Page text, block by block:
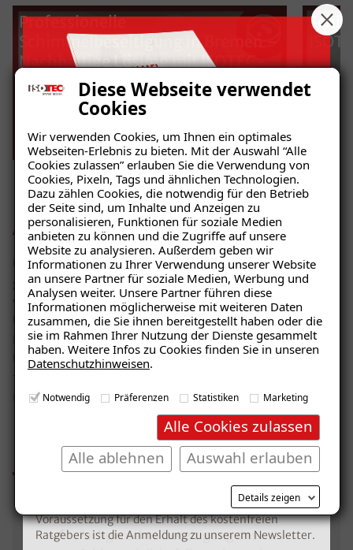
Diese Webseite verwendet
Cookies
Wir verwenden Cookies, um Ihnen ein optimales
Webseiten-Erlebnis zu bieten. Mit der Auswahl “Alle
Cookies zulassen” erlauben Sie die Verwendung von
Cookies, Pixeln, Tags und ähnlichen Technologien.
Dazu zählen Cookies, die notwendig für den Betrieb
der Seite sind, um Inhalte und Anzeigen zu
personalisieren, Funktionen für soziale Medien
anbieten zu können und die Zugriffe auf unsere
Website zu analysieren. Außerdem geben wir
Informationen zu Ihrer Verwendung unserer Website
an unsere Partner für soziale Medien, Werbung und
Analysen weiter. Unsere Partner führen diese
Informationen möglicherweise mit weiteren Daten
zusammen, die Sie ihnen bereitgestellt haben oder die
sie im Rahmen Ihrer Nutzung der Dienste gesammelt
haben. Weitere Infos zu Cookies finden Sie in unseren
Datenschutzhinweisen.
Notwendig Präferenzen Statistiken Marketing
Alle Cookies zulassen
Auswahl erlauben
Alle ablehnen
Details zeigen
Professionelle
Schimmelbeseitigung in Bremen –
Nachhaltige Lösung mit ISOTEC-
Klimaplatten
Amtlich empfohlen
Unsere Sanierungentspricht den bundesweit
geltenden Richtlinien und Leitfädenzur Beseitigung
von Schimmelpilzschäden – unter anderem des
Umweltbundesamtes und des
Landesgesundheitsamtes Baden-Württemberg.
Unser richtliniengetreues Vorgehen sichert die
fachgerechte Bewertung und Beseitigung von
mikrobiellen Schäden.
Ihre Vorteile im Überblick
Fachgerechte Beseitigung des
Ratgeber „Schimmel“
– jetzt kostenlos erhalten!
E-Mail eingeben
Kostenlosen Ratgeber anfordern
Voraussetzung für den Erhalt des kostenfreien
Ratgebers ist die Anmeldung zu unserem Newsletter.